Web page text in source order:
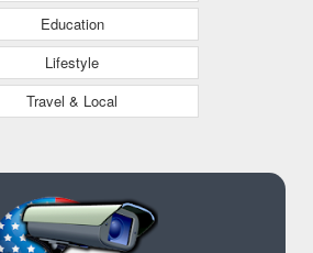
Education
Lifestyle
Travel & Local